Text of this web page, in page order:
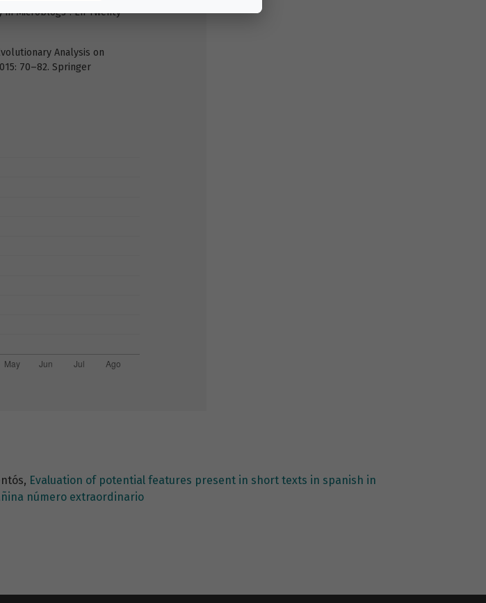
in Microblogs”. En Twenty-
Analysis on
70–82. Springer
Evaluation of potential features present in short texts in spanish in
número extraordinario